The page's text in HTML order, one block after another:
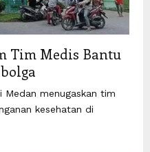
Tim Medis Bantu
Medan menugaskan tim
kesehatan di